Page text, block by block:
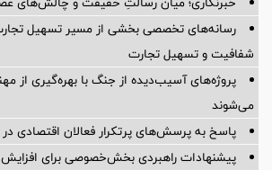
رسانه‌های تخصصی بخشی از مسیر تسهیل
شفافیت و تسهیل تجارت
پروژه‌های آسیب‌دیده از جنگ با بهره‌گیری از
می‌شوند
پاسخ به پرسش‌های پرتکرار فعالان اقتصادی
پیشنهادات راهبردی بخش‌خصوصی برای